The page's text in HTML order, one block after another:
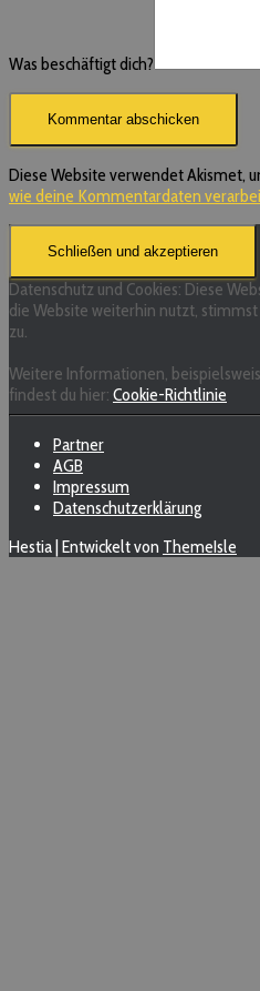
Was beschäftigt dich?
Diese Website verwendet Akismet,
wie deine Kommentardaten
Datenschutz und Cookies: Diese
die Website weiterhin nutzt,
zu.
Weitere Informationen,
findest du hier: Cookie-Richtlinie
Partner
AGB
Impressum
Datenschutzerklärung
Hestia | Entwickelt von ThemeIsle